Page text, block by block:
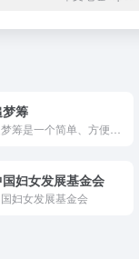
筹
妇女发展基金会
妇女发展基金会